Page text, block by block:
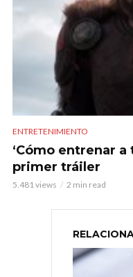
ENTRETENIMIENTO
‘Cómo entrenar a
primer tráiler
5.481 views 2 min read